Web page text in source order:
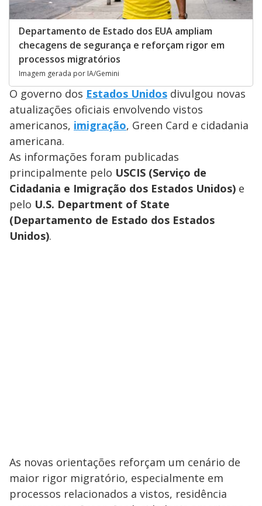
Departamento de Estado dos EUA ampliam
checagens de segurança e reforçam rigor em
processos migratórios
Imagem gerada por IA/Gemini
O governo dos Estados Unidos divulgou novas
atualizações oficiais envolvendo vistos
americanos, imigração, Green Card e cidadania
americana.
As informações foram publicadas
principalmente pelo USCIS (Serviço de
Cidadania e Imigração dos Estados Unidos) e
pelo U.S. Department of State
(Departamento de Estado dos Estados
Unidos).
As novas orientações reforçam um cenário de
maior rigor migratório, especialmente em
processos relacionados a vistos, residência